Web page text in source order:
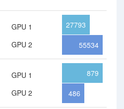
GPU 1
GPU 2
27793
55534
GPU 1
GPU 2
879
486